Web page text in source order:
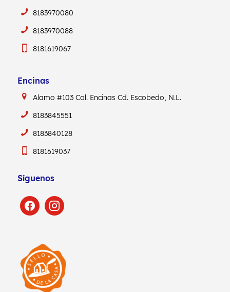
8183970080
8183970088
8181619067
Encinas
Alamo #103Col. EncinasCd. Escobedo, N.L.
8183845551
8183840128
8181619037
Síguenos